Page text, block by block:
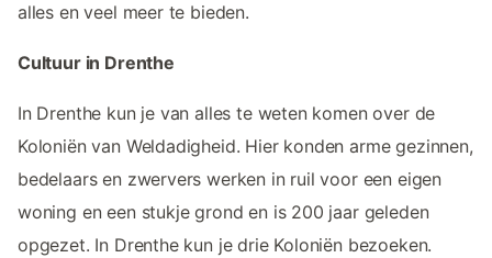
alles en veel meer te bieden.
Cultuur in Drenthe
In Drenthe kun je van alles te weten komen over de
Koloniën van Weldadigheid. Hier konden arme gezinnen,
bedelaars en zwervers werken in ruil voor een eigen
woning en een stukje grond en is 200 jaar geleden
opgezet. In Drenthe kun je drie Koloniën bezoeken.